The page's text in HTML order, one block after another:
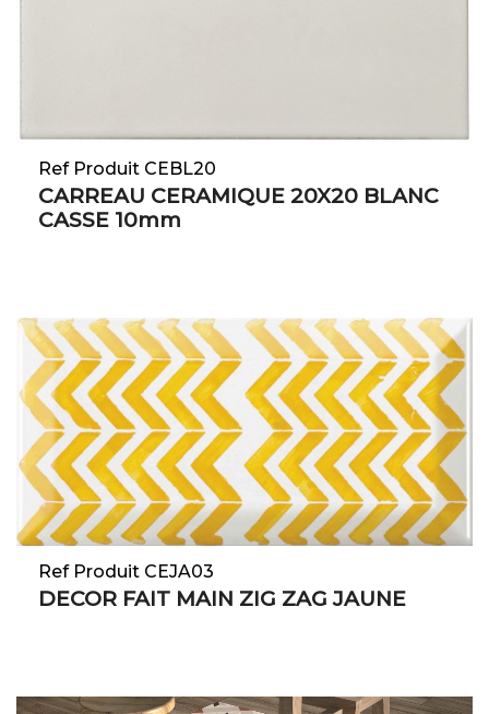
Ref Produit CEBL20
CARREAU CERAMIQUE 20X20 BLANC
CASSE 10mm
Ref Produit CEJA03
DECOR FAIT MAIN ZIG ZAG JAUNE